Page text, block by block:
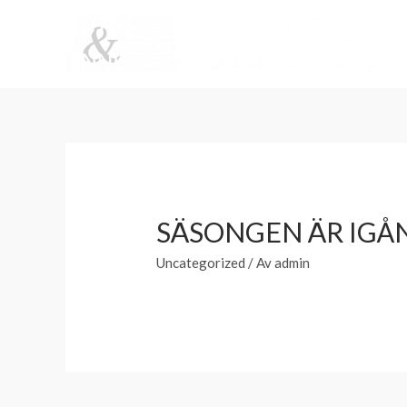
SÄSONGEN ÄR
Uncategorized / Avadmin